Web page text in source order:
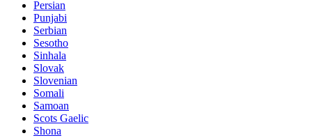
Persian
Punjabi
Serbian
Sesotho
Sinhala
Slovak
Slovenian
Somali
Samoan
Scots Gaelic
Shona